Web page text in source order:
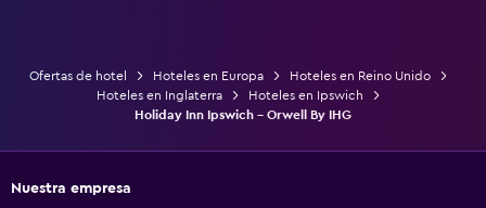
Ofertas de hotel Hoteles en Europa
Hoteles en Reino Unido
Hoteles en Inglaterra
Hoteles en Ipswich
Holiday Inn Ipswich - Orwell By IHG
Nuestra empresa